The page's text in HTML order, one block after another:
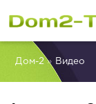
Дом-2» Видео